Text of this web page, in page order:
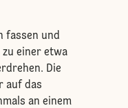
fassen und
einer etwa
Die
auf das
an einem